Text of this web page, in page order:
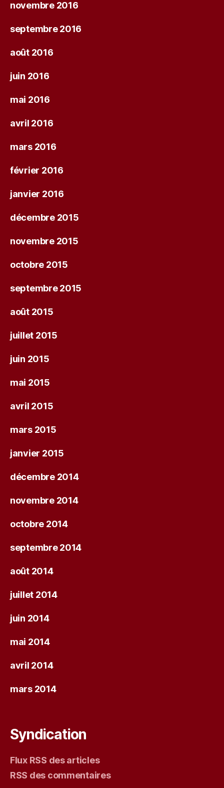
novembre 2016
septembre 2016
août 2016
juin 2016
mai 2016
avril 2016
mars 2016
février 2016
janvier 2016
décembre 2015
novembre 2015
octobre 2015
septembre 2015
août 2015
juillet 2015
juin 2015
mai 2015
avril 2015
mars 2015
janvier 2015
décembre 2014
novembre 2014
octobre 2014
septembre 2014
août 2014
juillet 2014
juin 2014
mai 2014
avril 2014
mars 2014
Syndication
Flux RSS des articles
RSS des commentaires